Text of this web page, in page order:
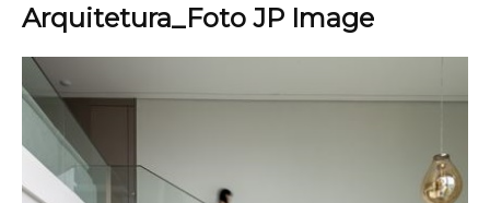
Arquitetura_Foto JP Image